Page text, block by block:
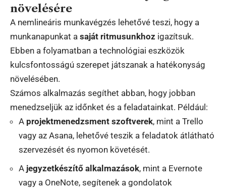
növelésére
A nemlineáris munkavégzés lehetővé teszi, hogy a
munkanapunkat a saját ritmusunkhoz igazítsuk.
Ebben a folyamatban a technológiai eszközök
kulcsfontosságú szerepet játszanak a hatékonyság
növelésében.
Számos alkalmazás segíthet abban, hogy jobban
menedzseljük az időnket és a feladatainkat. Például:
A projektmenedzsment szoftverek, mint a Trello
vagy az Asana, lehetővé teszik a feladatok átlátható
szervezését és nyomon követését.
A jegyzetkészítő alkalmazások, mint a Evernote
vagy a OneNote, segítenek a gondolatok